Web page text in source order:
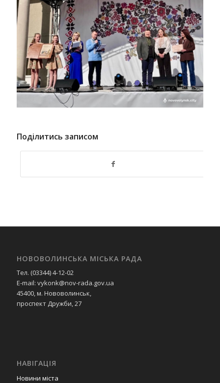
Поділитись записом
НОВОВОЛИНСЬКА МІСЬКА РАДА
Тел. (03344) 4-12-02
E-mail: vykonk@nov-rada.gov.ua
45400, м. Нововолинськ,
проспект Дружби, 27
НАВІГАЦІЯ
Новини міста